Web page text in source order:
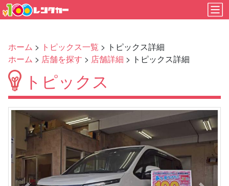
ホーム > トピックス一覧 > トピックス詳細
ホーム > 店舗を探す > 店舗詳細 > トピックス詳細
トピックス